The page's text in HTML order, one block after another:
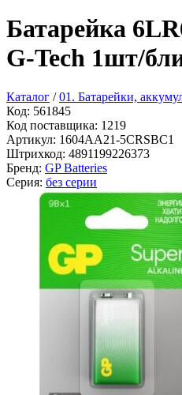
Батарейка
G-Tech 1шт/
Каталог /01. Батарейки,
Код: 561845
Код поставщика: 1219
Артикул: 1604AA21-5CRSBC1
Штрихкод: 4891199226373
Бренд: GP Batteries
Серия: без серии